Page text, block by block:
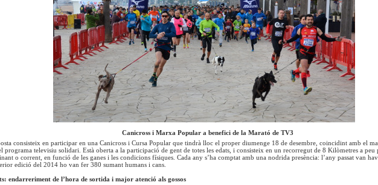
Canicross i Marxa Popular a benefici de la Marató de TV3
consisteix en participar en una Canicross i Cursa Popular que tindrà lloc el proper diumenge 18 de desembre, coincidint amb el
programa televisiu solidari. Està oberta a la participació de gent de totes les edats, i consisteix en un recorregut de 8 Kilòmetres a peu
o corrent, en funció de les ganes i les condicions físiques. Cada any s’ha comptat amb una nodrida presència: l’any passat van
edició del 2014 ho van fer 380 sumant humans i cans.
endarreriment de l’hora de sortida i major atenció als gossos